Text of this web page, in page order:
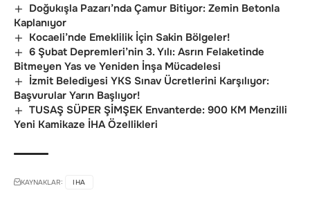
Doğukışla Pazarı’nda Çamur Bitiyor: Zemin Betonla
Kaplanıyor
Kocaeli’nde Emeklilik İçin Sakin Bölgeler!
6 Şubat Depremleri’nin 3. Yılı: Asrın Felaketinde
Bitmeyen Yas ve Yeniden İnşa Mücadelesi
İzmit Belediyesi YKS Sınav Ücretlerini Karşılıyor:
Başvurular Yarın Başlıyor!
TUSAŞ SÜPER ŞİMŞEK Envanterde: 900 KM Menzilli
Yeni Kamikaze İHA Özellikleri
KAYNAKLAR: IHA